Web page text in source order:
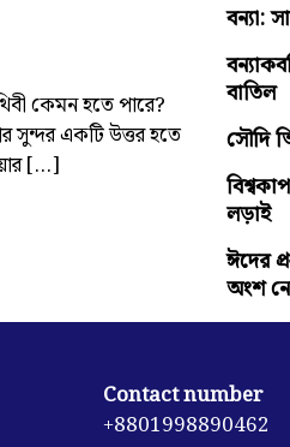
কেমন হতে পারে?
সুন্দর একটি উত্তর হতে
[…]
বন্যা:
বাতিল
সৌদি
লড়াই
ঈদের
অংশ
Contact number
+8801998890462